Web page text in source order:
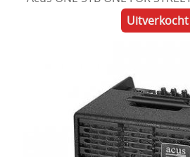
Uitverkocht